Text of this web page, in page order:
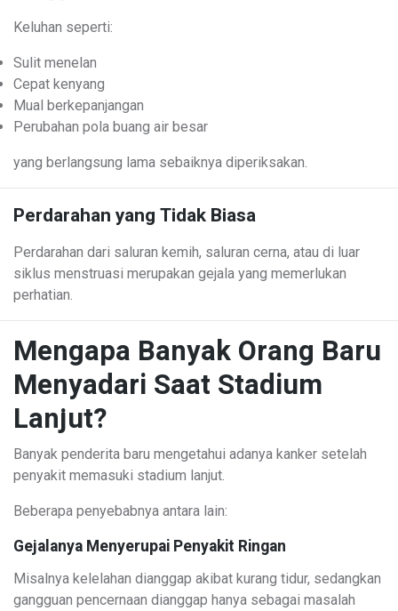
Keluhan seperti:
Sulit menelan
Cepat kenyang
Mual berkepanjangan
Perubahan pola buang air besar
yang berlangsung lama sebaiknya diperiksakan.
Perdarahan yang Tidak Biasa
Perdarahan dari saluran kemih, saluran cerna, atau di luar
siklus menstruasi merupakan gejala yang memerlukan
perhatian.
Mengapa Banyak Orang Baru
Menyadari Saat Stadium
Lanjut?
Banyak penderita baru mengetahui adanya kanker setelah
penyakit memasuki stadium lanjut.
Beberapa penyebabnya antara lain:
Gejalanya Menyerupai Penyakit Ringan
Misalnya kelelahan dianggap akibat kurang tidur, sedangkan
gangguan pencernaan dianggap hanya sebagai masalah